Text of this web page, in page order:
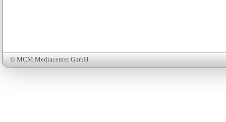
© MCM Mediacenter GmbH